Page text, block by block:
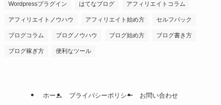
Wordpressプラグイン はてなブログ アフィリエイトコラム
アフィリエイトノウハウ アフィリエイト始め方 セルフバック
ブログコラム ブログノウハウ ブログ始め方 ブログ書き方
ブログ稼ぎ方 便利なツール
ホーム プライバシーポリシー お問い合わせ